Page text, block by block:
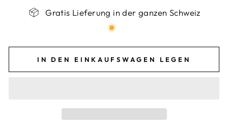
Gratis Lieferung in der ganzen Schweiz
IN DEN EINKAUFSWAGEN LEGEN